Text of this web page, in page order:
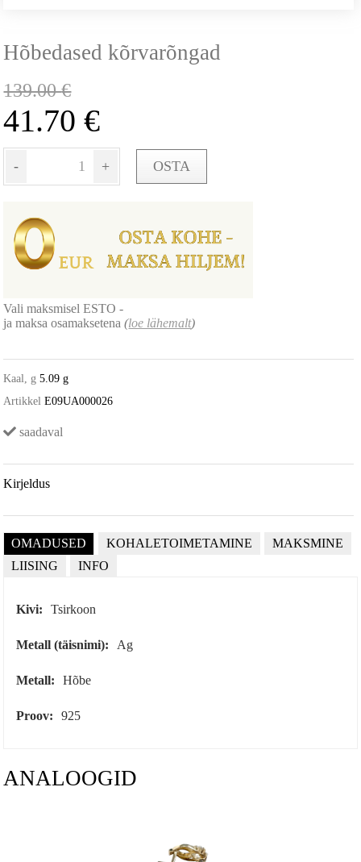
Hõbedased kõrvarõngad
139.00€
41.70€
- + OSTA
Vali maksmisel ESTO -
ja maksa osamaksetena(loe lähemalt)
Kaal, g 5.09 g
Artikkel E09UA000026
saadaval
Kirjeldus
OMADUSED KOHALETOIMETAMINE
MAKSMINE
LIISING
INFO
Kivi: Tsirkoon
Metall (täisnimi): Ag
Metall: Hõbe
Proov: 925
ANALOOGID